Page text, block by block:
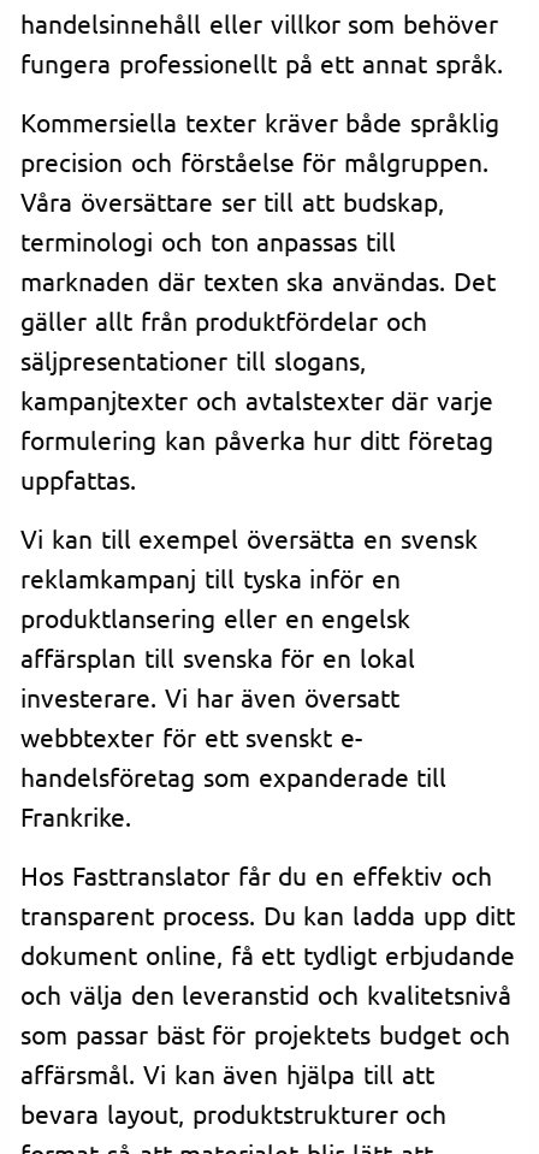
handelsinnehåll eller villkor som behöver
fungera professionellt på ett annat språk.
Kommersiella texter kräver både språklig
precision och förståelse för målgruppen.
Våra översättare ser till att budskap,
terminologi och ton anpassas till
marknaden där texten ska användas. Det
gäller allt från produktfördelar och
säljpresentationer till slogans,
kampanjtexter och avtalstexter där varje
formulering kan påverka hur ditt företag
uppfattas.
Vi kan till exempel översätta en svensk
reklamkampanj till tyska inför en
produktlansering eller en engelsk
affärsplan till svenska för en lokal
investerare. Vi har även översatt
webbtexter för ett svenskt e-
handelsföretag som expanderade till
Frankrike.
Hos Fasttranslator får du en effektiv och
transparent process. Du kan ladda upp ditt
dokument online, få ett tydligt erbjudande
och välja den leveranstid och kvalitetsnivå
som passar bäst för projektets budget och
affärsmål. Vi kan även hjälpa till att
bevara layout, produktstrukturer och